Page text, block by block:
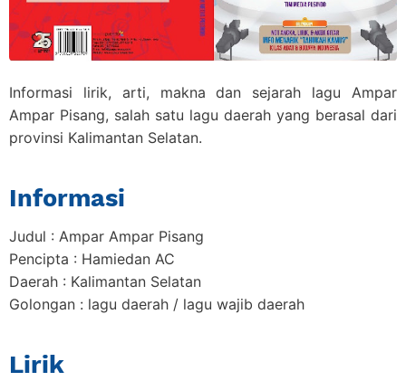
Informasi lirik, arti, makna dan sejarah lagu Ampar
Ampar Pisang, salah satu lagu daerah yang berasal dari
provinsi Kalimantan Selatan.
Informasi
Judul : Ampar Ampar Pisang
Pencipta : Hamiedan AC
Daerah : Kalimantan Selatan
Golongan : lagu daerah / lagu wajib daerah
Lirik